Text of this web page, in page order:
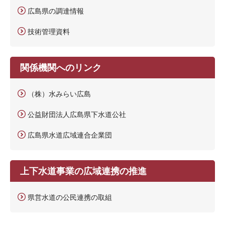
広島県の調達情報
技術管理資料
関係機関へのリンク
（株）水みらい広島
公益財団法人広島県下水道公社
広島県水道広域連合企業団
上下水道事業の広域連携の推進
県営水道の公民連携の取組